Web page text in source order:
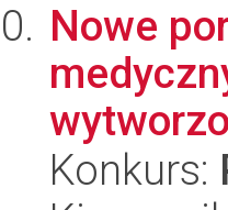
Nowe
Konkurs: